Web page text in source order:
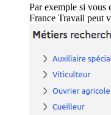
Par exemple si vous
France Travail peut